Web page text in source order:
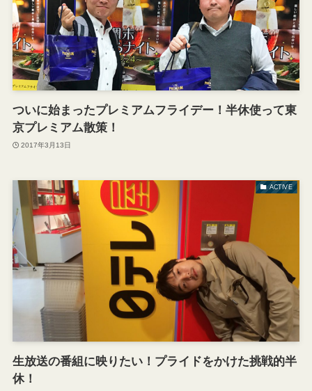
ついに始まったプレミアムフライデー！半休使って東
京プレミアム散策！
2017年3月13日
ACTIVE
生放送の番組に映りたい！プライドをかけた挑戦的半
休！